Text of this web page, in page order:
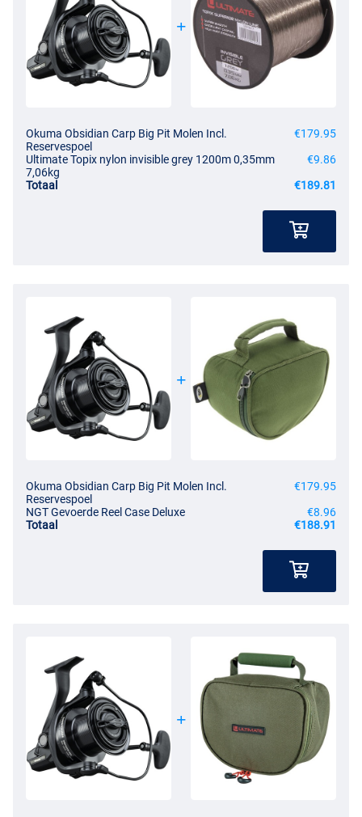
Okuma Obsidian Carp Big Pit Molen Incl.
Reservespoel
€179.95
Ultimate Topix nylon invisible grey 1200m 0,35mm
7,06kg
€9.86
Totaal
€189.81
Okuma Obsidian Carp Big Pit Molen Incl.
Reservespoel
€179.95
NGT Gevoerde Reel Case Deluxe
€8.96
Totaal
€188.91